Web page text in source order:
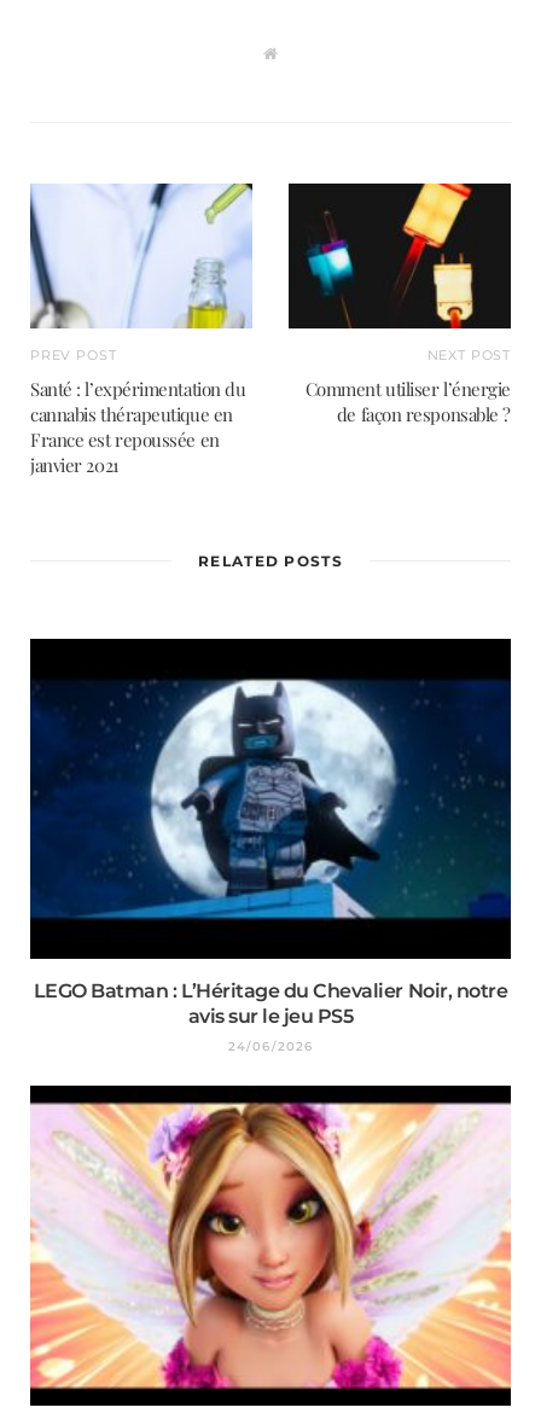
W
PREV POST
Santé : l’expérimentation du
cannabis thérapeutique en
France est repoussée en
janvier 2021
NEXT POST
Comment utiliser l’énergie
de façon responsable ?
RELATED POSTS
LEGO Batman : L’Héritage du Chevalier Noir, notre
avis sur le jeu PS5
24/06/2026